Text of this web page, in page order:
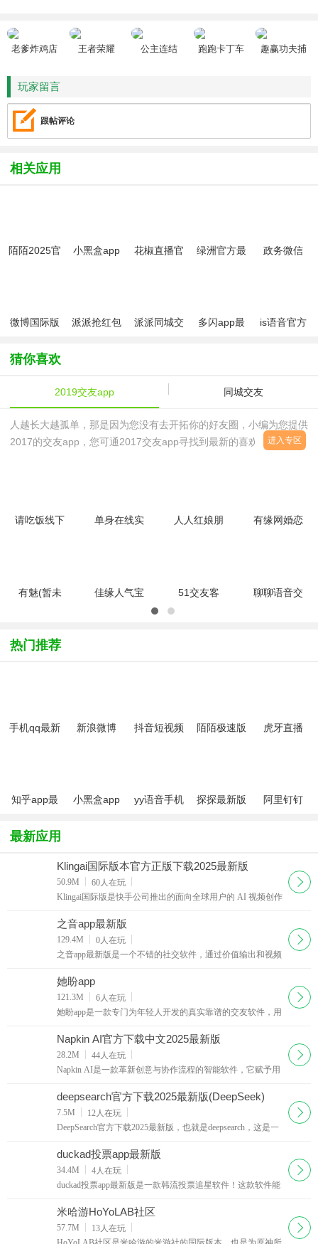
老爹炸鸡店
王者荣耀 公主连结 跑跑卡丁车
趣赢功夫捕
玩家留言
跟帖评论
相关应用
陌陌2025官
小黑盒app
花椒直播官
绿洲官方最
政务微信
微博国际版
版)
派派抢红包
派派同城交
多闪app最
is语音官方
猜你喜欢
2019交友app 同城交友
人越长大越孤单，那是因为您没有去开拓你的好友圈，小编为您提供
2017的交友app，您可通2017交友app寻找到最新的喜欢的交友软
进入专区
请吃饭线下
单身在线实
人人红娘朋
有缘网婚恋
有魅(暂未
官方安卓版
佳缘人气宝
51交友客
户端安卓版
聊聊语音交
热门推荐
手机qq最新
新浪微博
抖音短视频
陌陌极速版
虎牙直播
知乎app最
小黑盒app
yy语音手机
探探最新版
阿里钉钉
最新应用
Klingai国际版本官方正版下载2025最新版
50.9M 60 人在玩
Klingai国际版是快手公司推出的面向全球用户的 AI 视频创作
享其功能。它支持文生视频和图生视频，输入简
下载
之音app最新版
129.4M 0 人在玩
之音app最新版是一个不错的社交软件，通过价值输出和视频
见识等等都可以来这里找，还能通过观看视频赚取
下载
她盼app
121.3M 6 人在玩
她盼app是一款专门为年轻人开发的真实靠谱的交友软件，用
了个性化的搭讪语，提供文字、语音、视频等多种沟
下载
Napkin AI官方下载中文2025最新版
28.2M 44 人在玩
Napkin AI是一款革新创意与协作流程的智能软件，它赋予用
草图识别技术，哪怕随手勾勒的线条，也能精准解析
下载
deepsearch官方下载2025最新版(DeepSeek)
7.5M 12 人在玩
DeepSearch官方下载2025最新版，也就是deepsearch，这是一
能力，轻松驾驭文本、图像、音频等多元数据，精
下载
duckad投票app最新版
34.4M 4 人在玩
duckad投票app最新版是一款韩流投票追星软件！这款软件能
这个软件能够满足大家各种打call需求！喜欢的朋友
下载
米哈游HoYoLAB社区
57.7M 13 人在玩
下载